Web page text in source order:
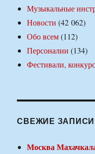
Музыкальные
Новости (42 062)
Обо всем(112)
Персоналии (134)
Фестивали,
СВЕЖИЕ ЗАПИСИ
Москва